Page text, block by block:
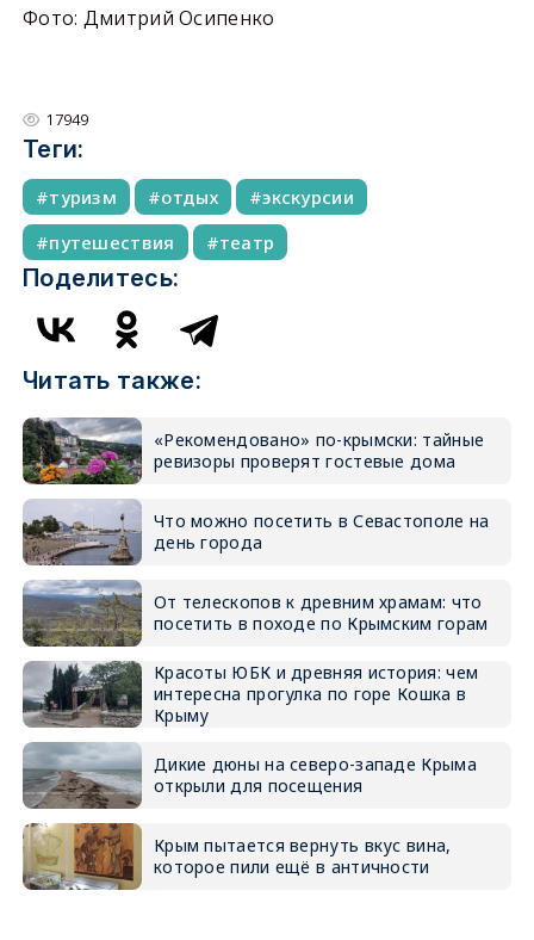
Фото: Дмитрий Осипенко
17949
Теги:
туризм отдых
экскурсии
путешествия
театр
Поделитесь:
Читать также:
«Рекомендовано» по-крымски: тайные
ревизоры проверят гостевые дома
Что можно посетить в Севастополе на
день города
От телескопов к древним храмам: что
посетить в походе по Крымским горам
Красоты ЮБК и древняя история: чем
интересна прогулка по горе Кошка в
Крыму
Дикие дюны на северо-западе Крыма
открыли для посещения
Крым пытается вернуть вкус вина,
которое пили ещё в античности